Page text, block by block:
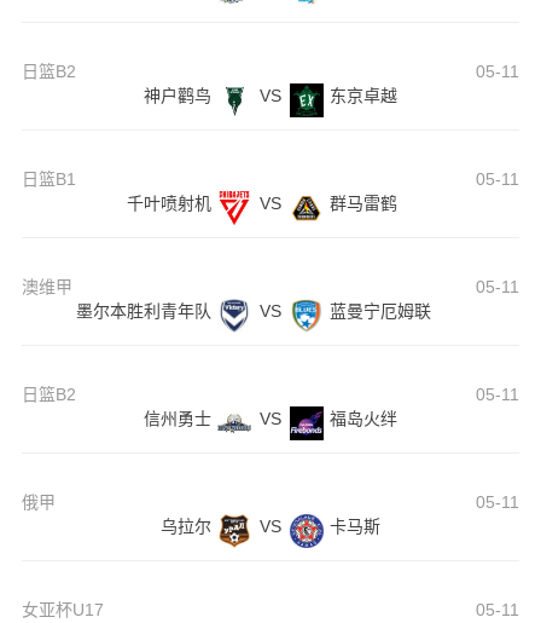
日篮B2
05-11
神户鹳鸟
VS 东京卓越
日篮B1
05-11
千叶喷射机
VS 群马雷鹤
澳维甲
05-11
墨尔本胜利青年队
VS 蓝曼宁厄姆联
日篮B2
05-11
信州勇士
VS 福岛火绊
俄甲
05-11
乌拉尔
VS 卡马斯
女亚杯U17 05-11